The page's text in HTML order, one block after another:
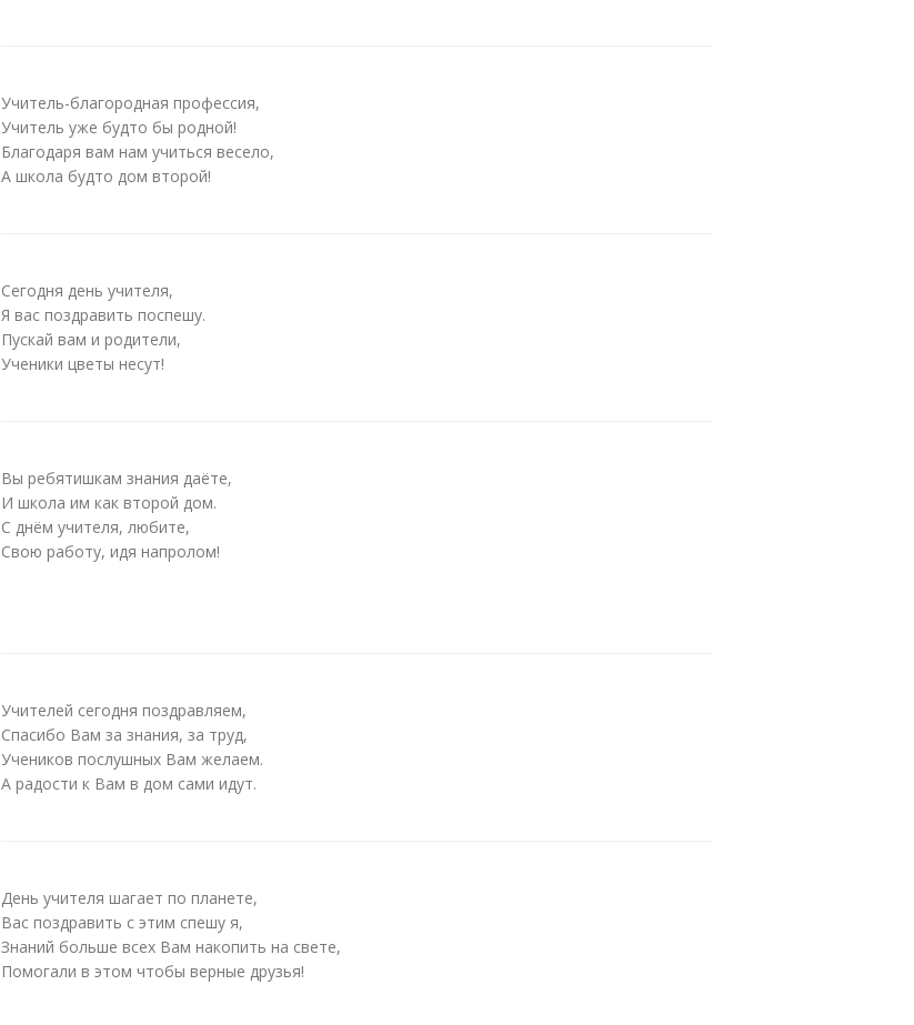
Учитель-благородная профессия,
Учитель уже будто бы родной!
Благодаря вам нам учиться весело,
А школа будто дом второй!
Сегодня день учителя,
Я вас поздравить поспешу.
Пускай вам и родители,
Ученики цветы несут!
Вы ребятишкам знания даёте,
И школа им как второй дом.
С днём учителя, любите,
Свою работу, идя напролом!
Учителей сегодня поздравляем,
Спасибо Вам за знания, за труд,
Учеников послушных Вам желаем.
А радости к Вам в дом сами идут.
День учителя шагает по планете,
Вас поздравить с этим спешу я,
Знаний больше всех Вам накопить на свете,
Помогали в этом чтобы верные друзья!